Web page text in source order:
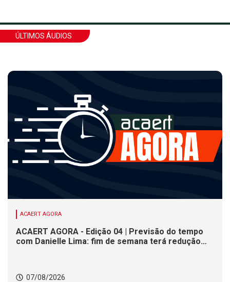
ÚLTIMOS ÁUDIOS
ACAERT AGORA
ACAERT AGORA - Edição 04 | Previsão do tempo
com Danielle Lima: fim de semana terá redução
07/08/2026